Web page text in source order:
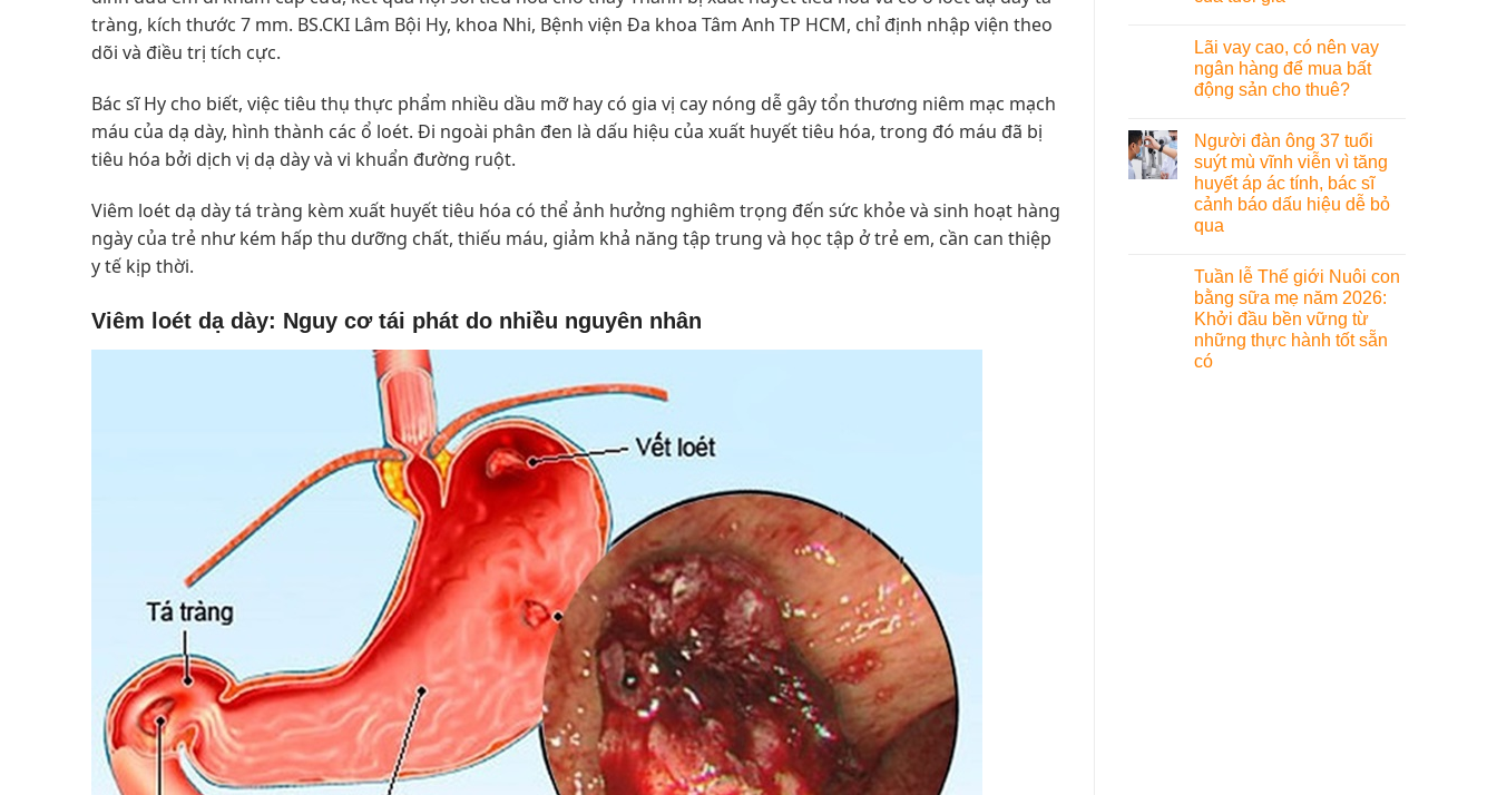
tràng, kích thước 7 mm. BS.CKI Lâm Bội Hy, khoa Nhi, Bệnh viện Đa khoa Tâm Anh TP HCM, chỉ định nhập viện theo
dõi và điều trị tích cực.
Bác sĩ Hy cho biết, việc tiêu thụ thực phẩm nhiều dầu mỡ hay có gia vị cay nóng dễ gây tổn thương niêm mạc mạch
máu của dạ dày, hình thành các ổ loét. Đi ngoài phân đen là dấu hiệu của xuất huyết tiêu hóa, trong đó máu đã bị
tiêu hóa bởi dịch vị dạ dày và vi khuẩn đường ruột.
Viêm loét dạ dày tá tràng kèm xuất huyết tiêu hóa có thể ảnh hưởng nghiêm trọng đến sức khỏe và sinh hoạt hàng
ngày của trẻ như kém hấp thu dưỡng chất, thiếu máu, giảm khả năng tập trung và học tập ở trẻ em, cần can thiệp
y tế kịp thời.
Viêm loét dạ dày: Nguy cơ tái phát do nhiều nguyên nhân
Lãi vay cao, có nên vay
ngân hàng để mua bất
động sản cho thuê?
Người đàn ông 37 tuổi
suýt mù vĩnh viễn vì tăng
huyết áp ác tính, bác sĩ
cảnh báo dấu hiệu dễ bỏ
qua
Tuần lễ Thế giới Nuôi con
bằng sữa mẹ năm 2026:
Khởi đầu bền vững từ
những thực hành tốt sẵn
có